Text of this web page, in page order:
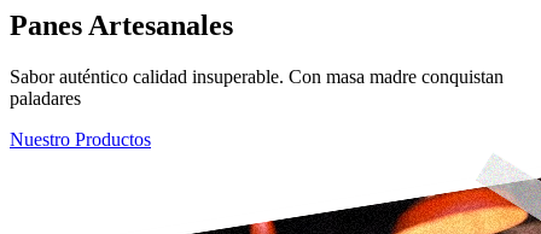
Panes Artesanales
Sabor auténtico calidad insuperable. Con masa madre conquistan
paladares
Nuestro Productos